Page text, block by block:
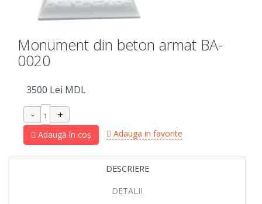
Monument din beton armat BA-
0020
3500 Lei MDL
Adaugă în coș Adauga in favorite
DESCRIERE
DETALII